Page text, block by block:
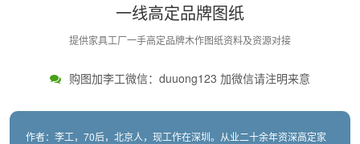
一线高定品牌图纸
提供家具工厂一手高定品牌木作图纸资料及资源对接
购图加李工微信：duuong123 加微信请注明来意
作者：李工，70后，北京人，现工作在深圳。从业二十余年资深高定家